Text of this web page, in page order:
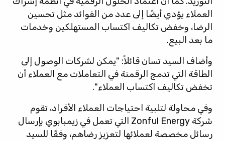
العملاء يؤدي أيضًا إلى عدد من الفوائد مثل تحسين
الرضا، وخفض تكاليف اكتساب المستهلكين وخدمات
ما بعد البيع.
وأضاف السيد تسان قائلاً: "يمكن لشركات الوصول إلى
الطاقة التي تدمج الرقمنة في التعاملات مع العملاء أن
تخفض تكاليف اكتساب العملاء".
وفي محاولة لتلبية احتياجات العملاء الأفراد، تقوم
شركة Zonful Energy التي تعمل في زيمبابوي بإرسال
رسائل مخصصة لعملائها لتعزيز رضاهم، وفقًا للسيد